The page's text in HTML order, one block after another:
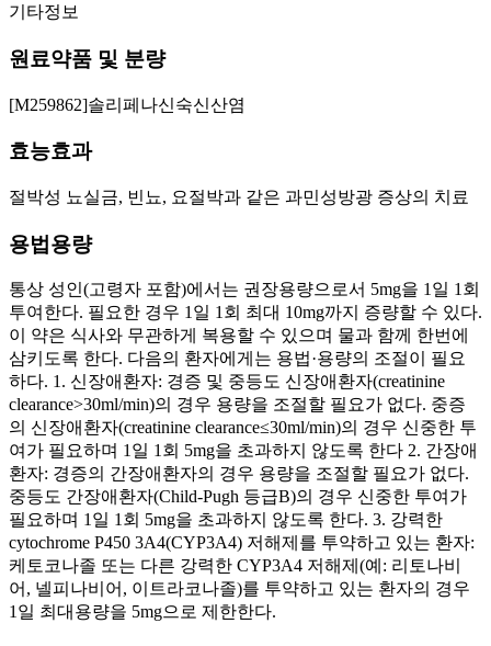
기타정보
원료약품 및 분량
[M259862]솔리페나신숙신산염
효능효과
절박성 뇨실금, 빈뇨, 요절박과 같은 과민성방광 증상의 치료
용법용량
통상 성인(고령자 포함)에서는 권장용량으로서 5mg을 1일 1회
투여한다. 필요한 경우 1일 1회 최대 10mg까지 증량할 수 있다.
이 약은 식사와 무관하게 복용할 수 있으며 물과 함께 한번에
삼키도록 한다. 다음의 환자에게는 용법·용량의 조절이 필요
하다. 1. 신장애환자: 경증 및 중등도 신장애환자(creatinine
clearance>30ml/min)의 경우 용량을 조절할 필요가 없다. 중증
의 신장애환자(creatinine clearance≤30ml/min)의 경우 신중한 투
여가 필요하며 1일 1회 5mg을 초과하지 않도록 한다 2. 간장애
환자: 경증의 간장애환자의 경우 용량을 조절할 필요가 없다.
중등도 간장애환자(Child-Pugh 등급B)의 경우 신중한 투여가
필요하며 1일 1회 5mg을 초과하지 않도록 한다. 3. 강력한
cytochrome P450 3A4(CYP3A4) 저해제를 투약하고 있는 환자:
케토코나졸 또는 다른 강력한 CYP3A4 저해제(예: 리토나비
어, 넬피나비어, 이트라코나졸)를 투약하고 있는 환자의 경우
1일 최대용량을 5mg으로 제한한다.